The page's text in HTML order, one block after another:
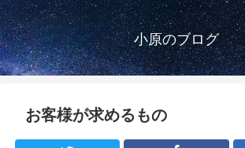
小原のブログ
お客様が求めるもの